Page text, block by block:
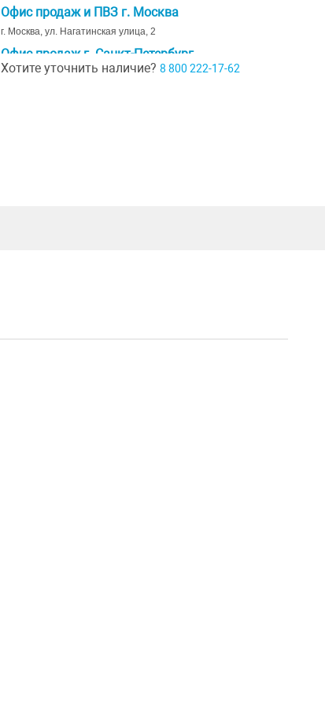
Офис продаж и ПВЗ г. Москва
г. Москва, ул. Нагатинская улица, 2
Офис продаж г. Санкт-Петербург
г. Санкт-Петербург, ул. Ивана Черных д. 29
Хотите уточнить наличие? 8 800 222-17-62